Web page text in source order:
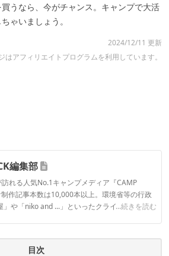
うなら、今がチャンス。キャンプで大活
ゃいましょう。
2024/12/11 更新
はアフィリエイトプログラムを利用しています。
編集部
れる人気No.1キャンプメディア『CAMP
作記事本数は10,000本以上。環境省等の行政
」や「niko and ...」といったクライアントとの
...続きを読む
編集部のプロフィール
目次